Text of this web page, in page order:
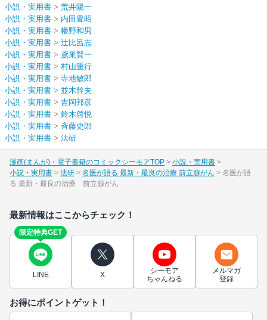
小説・実用書 > 荒井陽一
小説・実用書 > 内田豊昭
小説・実用書 > 幡野和男
小説・実用書 > 辻比呂志
小説・実用書 > 鳶巣賢一
小説・実用書 > 村山重行
小説・実用書 > 寺地敏郎
小説・実用書 > 並木幹夫
小説・実用書 > 吉岡邦彦
小説・実用書 > 鈴木啓悦
小説・実用書 > 斉藤史郎
小説・実用書 > 法研
漫画(まんが)・電子書籍のコミックシーモアTOP
小説・実用書
小説・実用書
法研 名医が語る 最新・最良の治療 前立腺がん
名医が語
る 最新・最良の治療 前立腺がん
最新情報はここからチェック！
限定特典GET
LINE X
シーモア
ちゃんねる
メルマガ
登録
お得にポイントゲット！